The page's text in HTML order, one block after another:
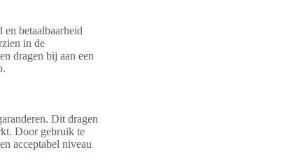
betaalbaarheid
in de
dragen bij aan een
Dit dragen
Door gebruik te
acceptabel niveau